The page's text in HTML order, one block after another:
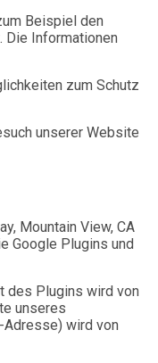
Beispiel den
Die Informationen
zum Schutz
unserer Website
Mountain View, CA
Google Plugins und
des Plugins wird von
unseres
wird von